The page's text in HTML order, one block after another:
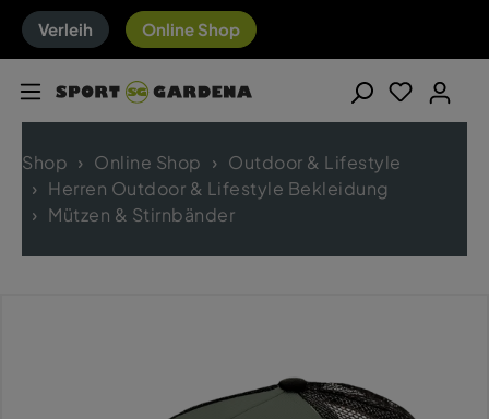
Verleih Online Shop
Shop Online Shop
Outdoor & Lifestyle
Herren Outdoor & Lifestyle Bekleidung
Mützen & Stirnbänder